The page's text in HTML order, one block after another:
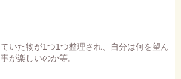
いた物が1つ1つ整理され、自分は何を望ん
が楽しいのか等。